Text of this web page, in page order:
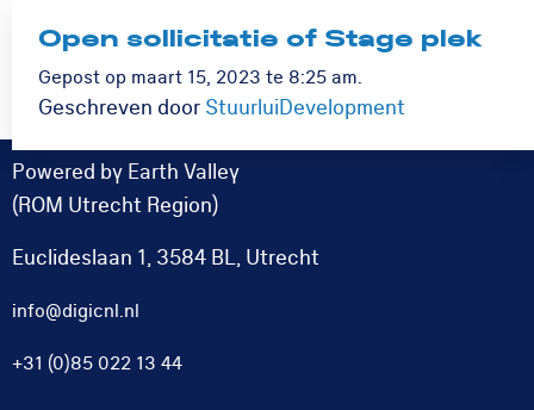
Logo
Rom
Utrecht
Open sollicitatie of Stage plek
Gepost op maart 15, 2023 te 8:25 am.
Geschreven door StuurluiDevelopment
Powered by Earth Valley
(ROM Utrecht Region)
Euclideslaan 1, 3584 BL, Utrecht
info@digicnl.nl
+31 (0)85 022 13 44